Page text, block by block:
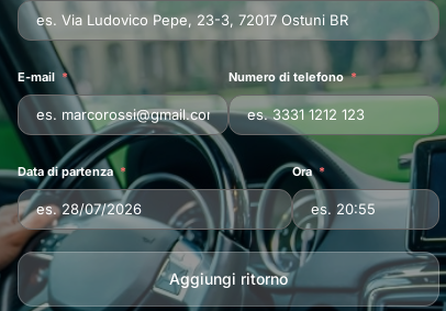
E-mail Numero di telefono
Data di partenza Ora
Aggiungi ritorno